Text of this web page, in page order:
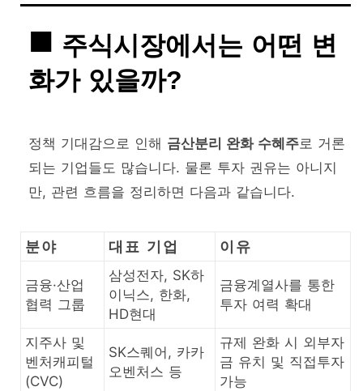
주식시장에서는 어떤 변
화가 있을까?
정책 기대감으로 인해 금산분리 완화 수혜주로 거론
되는 기업들도 많습니다. 물론 투자 권유는 아니지
만, 관련 흐름을 정리하면 다음과 같습니다.
분야 대표 기업 이유
금융·산업
협력 그룹
삼성전자, SK하
이닉스, 한화,
HD현대
금융계열사를 통한
투자 여력 확대
지주사 및
벤처캐피털
(CVC)
SK스퀘어, 카카
오벤처스 등
규제 완화 시 외부자
금 유치 및 직접투자
가능